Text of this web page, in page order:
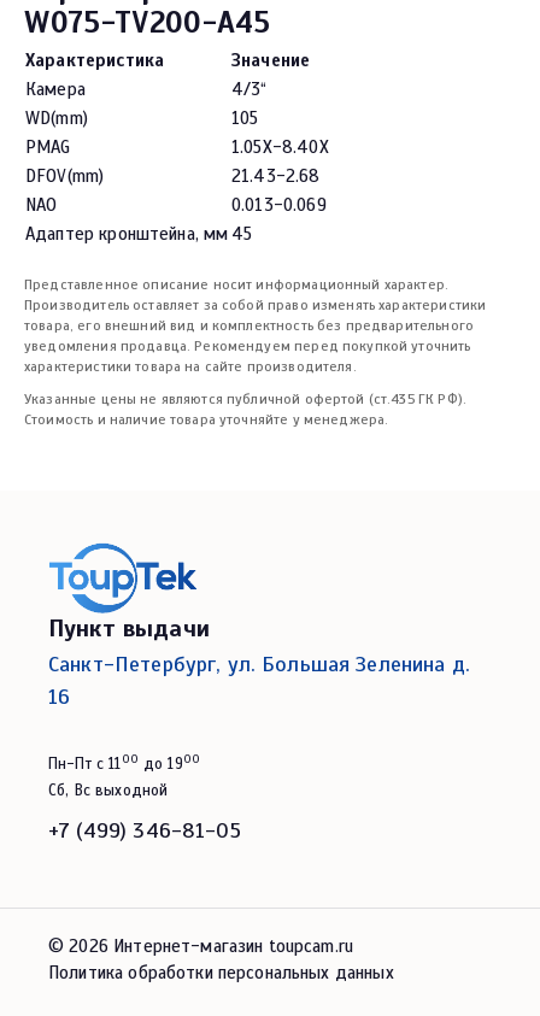
W075-TV200-A45
Характеристика
Значение
Камера
4/3“
WD(mm)
105
PMAG
1.05X-8.40X
DFOV(mm)
21.43-2.68
NAO
0.013-0.069
Адаптер кронштейна, мм 45
Представленное описание носит информационный характер.
Производитель оставляет за собой право изменять характеристики
товара, его внешний вид и комплектность без предварительного
уведомления продавца. Рекомендуем перед покупкой уточнить
характеристики товара на сайте производителя.
Указанные цены не являются публичной офертой (ст.435 ГК РФ).
Стоимость и наличие товара уточняйте у менеджера.
Пункт выдачи
Санкт-Петербург, ул. Большая Зеленина д.
16
Пн-Пт с 1100 до 1900
Сб, Вс выходной
+7 (499) 346-81-05
© 2026 Интернет-магазин toupcam.ru
Политика обработки персональных данных